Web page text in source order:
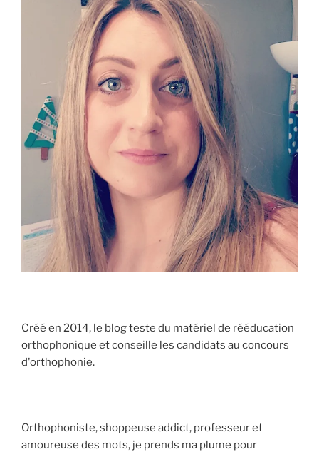
Créé en 2014, le blog teste du matériel de rééducation
orthophonique et conseille les candidats au concours
d'orthophonie.
Orthophoniste, shoppeuse addict, professeur et
amoureuse des mots, je prends ma plume pour